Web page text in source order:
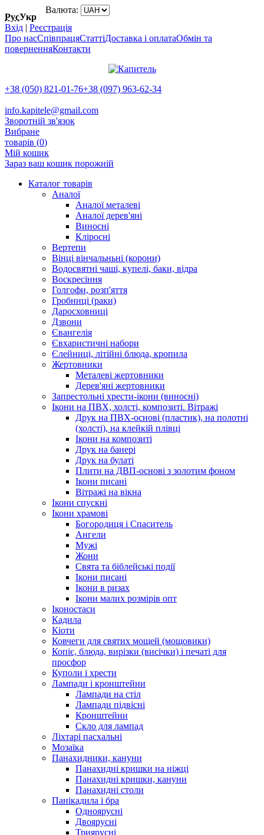
РусУкр
Валюта:
Вхід | Реєстрація
Про насСпівпрацяСтаттіДоставка і оплатаОбмін та
поверненняКонтакти
+38 (050) 821-01-76+38 (097) 963-62-34
info.kapitele@gmail.com
Зворотній зв'язок
Вибране
товарів (0)
Мій кошик
Зараз ваш кошик порожній
Каталог товарів
Аналої
Аналої металеві
Аналої дерев'яні
Виносні
Кліросні
Вертепи
Вінці вінчальньні (корони)
Водосвятні чаші, купелі, баки, відра
Воскресіння
Голгофи, розп'яття
Гробниці (раки)
Даросховниці
Дзвони
Євангелія
Євхаристичні набори
Єлейниці, літійні блюда, кропила
Жертовники
Металеві жертовники
Дерев'яні жертовники
Запрестольні хрести-ікони (виносні)
Ікони на ПВХ, холсті, композиті. Вітражі
Друк на ПВХ-основі (пластик), на полотні
(холсті), на клейкій плівці
Ікони на композиті
Друк на банері
Друк на булаті
Плити на ДВП-основі з золотим фоном
Ікони писані
Вітражі на вікна
Ікони спускні
Ікони храмові
Богородиця і Спаситель
Ангели
Мужі
Жони
Свята та біблейські події
Ікони писані
Ікони в ризах
Ікони малих розмірів опт
Іконостаси
Кадила
Кіоти
Ковчеги для святих мощей (мощовики)
Копіє, блюда, вирізки (висічки) і печаті для
просфор
Куполи і хрести
Лампади і кронштейни
Лампади на стіл
Лампади підвісні
Кронштейни
Скло для лампад
Ліхтарі пасхальні
Мозаїка
Панахидники, кануни
Панахидні кришки на ніжці
Панахидні кришки, кануни
Панахидні столи
Панікадила і бра
Одноярусні
Двоярусні
Триярусні